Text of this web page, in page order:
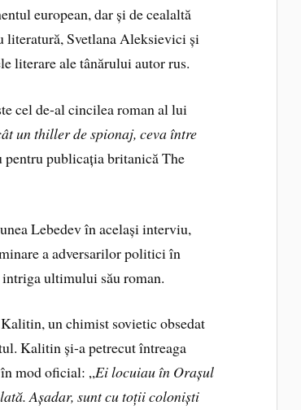
european, dar și de cealaltă
literatură, Svetlana Aleksievici și
literare ale tânărului autor rus.
cel de-al cincilea roman al lui
un thiller de spionaj, ceva între
publicația britanică The
Lebedev în același interviu,
a adversarilor politici în
intriga ultimului său roman.
un chimist sovietic obsedat
Kalitin și-a petrecut întreaga
mod oficial: „Ei locuiau în Orașul
Așadar, sunt cu toții coloniști